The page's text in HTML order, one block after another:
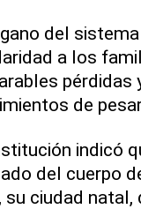
del
a los
de
indicó
del cuerpo
su ciudad